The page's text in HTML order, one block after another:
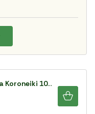
L'Huile d'olive vierge extra Koroneiki 100%